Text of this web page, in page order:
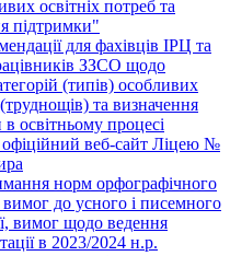
освітніх потреб та
підтримки"
для фахівців ІРЦ та
ЗЗСО щодо
(типів) особливих
та визначення
освітньому процесі
веб-сайт Ліцею №
норм орфографічного
до усного і писемного
вимог щодо ведення
в 2023/2024 н.р.